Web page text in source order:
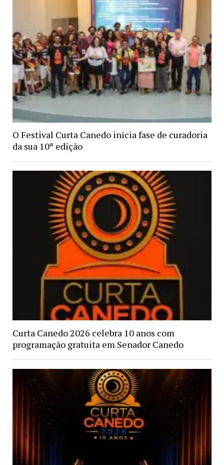
O Festival Curta Canedo inicia fase de curadoria
da sua 10ª edição
Curta Canedo 2026 celebra 10 anos com
programação gratuita em Senador Canedo